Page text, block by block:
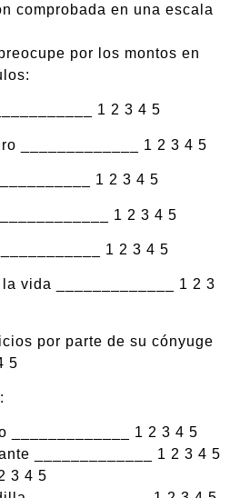
comprobada en una escala
por los montos en
1 2 3 4 5
_____________ 1 2 3 4 5
1 2 3 4 5
1 2 3 4 5
1 2 3 4 5
vida _____________ 1 2 3
por parte de su cónyuge
5
_____________ 1 2 3 4 5
_____________ 1 2 3 4 5
3 4 5